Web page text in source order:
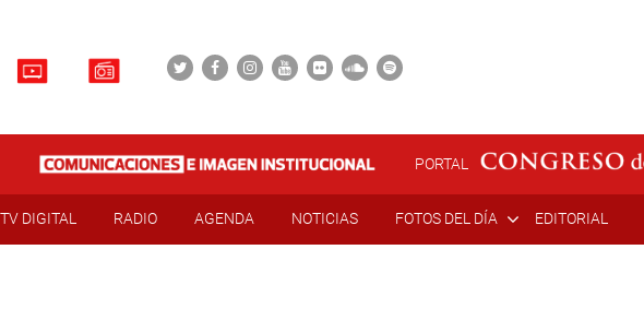
PORTAL
TV DIGITAL RADIO AGENDA NOTICIAS FOTOS DEL DÍA EDITORIAL